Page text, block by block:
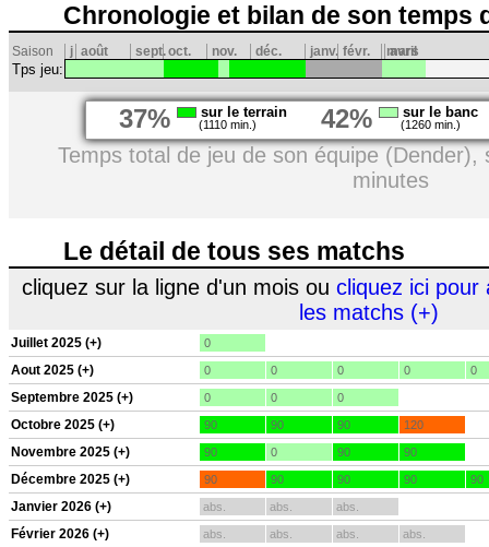
Chronologie et bilan de son temps
Saison j août sept.oct. nov. déc. janv. févr. mars
avril
Tps jeu:
37% sur le terrain
(1110 min.) 42% sur le banc
(1260 min.)
Temps total de jeu de son équipe (Dender),
minutes
Le détail de tous ses matchs
cliquez sur la ligne d'un mois ou cliquez ici pour
les matchs (+)
Juillet 2025 (+) 0
Aout 2025 (+) 0 0 0 0 0
Septembre 2025 (+) 0 0 0
Octobre 2025 (+) 90 90 90 120
Novembre 2025 (+) 90 0 90 90
Décembre 2025 (+) 90 90 90 90 90
Janvier 2026 (+) abs. abs. abs.
Février 2026 (+) abs. abs. abs. abs.